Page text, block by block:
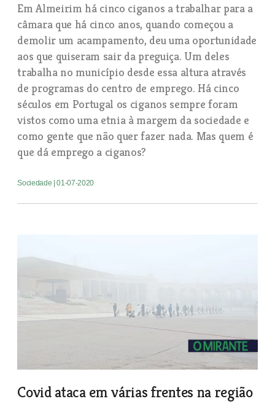
Em Almeirim há cinco ciganos a trabalhar para a
câmara que há cinco anos, quando começou a
demolir um acampamento, deu uma oportunidade
aos que quiseram sair da preguiça. Um deles
trabalha no município desde essa altura através
de programas do centro de emprego. Há cinco
séculos em Portugal os ciganos sempre foram
vistos como uma etnia à margem da sociedade e
como gente que não quer fazer nada. Mas quem é
que dá emprego a ciganos?
Sociedade | 01-07-2020
Covid ataca em várias frentes na região